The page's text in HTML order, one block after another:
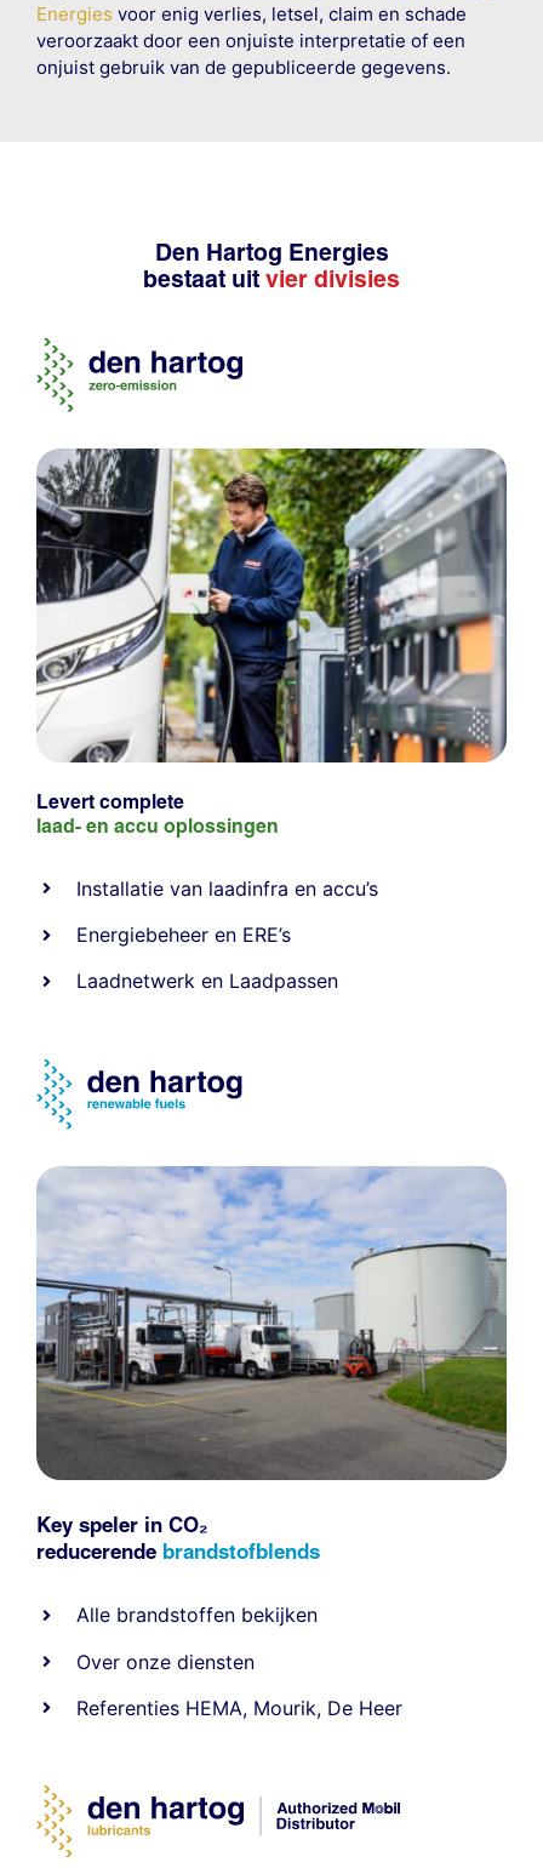
Energies voor enig verlies, letsel, claim en schade
veroorzaakt door een onjuiste interpretatie of een
onjuist gebruik van de gepubliceerde gegevens.
Den Hartog Energies
bestaat uit vier divisies
Levert complete
laad- en accu oplossingen
Installatie van laadinfra en accu’s
Energiebeheer en ERE’s
Laadnetwerk en Laadpassen
Key speler in CO₂
reducerende brandstofblends
Alle brandstoffen bekijken
Over onze diensten
Referenties HEMA, Mourik, De Heer